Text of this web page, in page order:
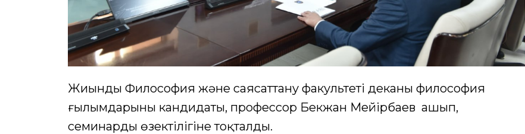
Жиынды Философия және саясаттану факультетің деканы философия
ғылымдарының кандидаты, профессор Бекжан Мейірбаев ашып,
семинардың өзектілігіне тоқталды.